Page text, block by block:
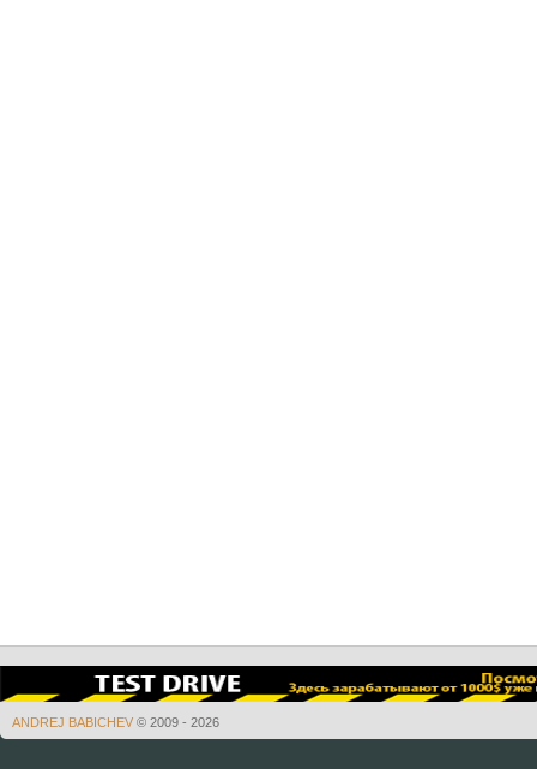
ANDREJ BABICHEV © 2009 - 2026